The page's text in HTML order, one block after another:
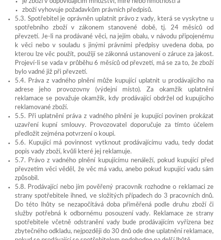
zboží vyhovuje požadavkům právních předpisů.
5.3. Spotřebitel je oprávněn uplatnit právo z vady, která se vyskytne u
spotřebního zboží v zákonem stanovené době, tj. 24 měsíců od
převzetí. Je-li na prodávané věci, na jejím obalu, v návodu připojenému
k věci nebo v souladu s jinými právními předpisy uvedena doba, po
kterou lze věc použít, použijí se zákonná ustanovení o záruce za jakost.
Projeví-li se vada v průběhu 6 měsíců od převzetí, má se za to, že zboží
bylo vadné již při převzetí.
5.4. Práva z vadného plnění může kupující uplatnit u prodávajícího na
adrese jeho provozovny (výdejní místo). Za okamžik uplatnění
reklamace se považuje okamžik, kdy prodávající obdržel od kupujícího
reklamované zboží.
5.5. Při uplatnění práva z vadného plnění je kupující povinen prokázat
uzavření kupní smlouvy. Provozovatel doporučuje za tímto účelem
předložit zejména potvrzení o koupi.
5.6. Kupující má povinnost vytknout prodávajícímu vadu, tedy dodat
popis vady zboží, kvůli které jej reklamuje.
5.7. Právo z vadného plnění kupujícímu nenáleží, pokud kupující před
převzetím věci věděl, že věc má vadu, anebo pokud kupující vadu sám
způsobil.
5.8. Prodávající nebo jím pověřený pracovník rozhodne o reklamaci ze
strany spotřebitele ihned, ve složitých případech do 3 pracovních dnů.
Do této lhůty se nezapočítává doba přiměřená podle druhu zboží či
služby potřebná k odbornému posouzení vady. Reklamace ze strany
spotřebitele včetně odstranění vady bude prodávajícím vyřízena bez
zbytečného odkladu, nejpozději do 30 dnů ode dne uplatnění reklamace,